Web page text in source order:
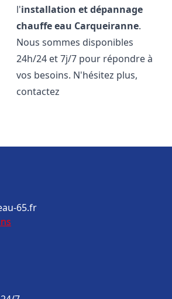
l'installation et dépannage
chauffe eau Carqueiranne.
Nous sommes disponibles
24h/24 et 7j/7 pour répondre à
vos besoins. N'hésitez plus,
contactez
65.fr